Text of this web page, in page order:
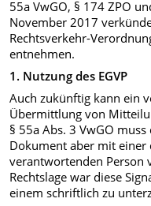
55a VwGO, § 174 ZPO
November 2017
Rechtsverkehr-
entnehmen.
1. Nutzung des EGVP
Auch zukünftig kann ein
Übermittlung von
§ 55a Abs. 3 VwGO
Dokument aber mit
verantwortenden Person
Rechtslage war diese
einem schriftlich zu